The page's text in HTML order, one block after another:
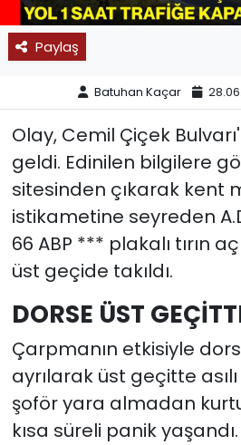
Paylaş
Batuhan Kaçar
Olay, Cemil Çiçek
geldi. Edinilen bilgilere
sitesinden çıkarak kent
istikametine seyreden
66 ABP *** plakalı tırın
üst geçide takıldı.
DORSE ÜST
Çarpmanın etkisiyle
ayrılarak üst geçitte
şoför yara almadan
kısa süreli panik yaşandı.